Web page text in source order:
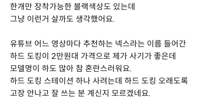
한개만 장착가능한 블랙색상도 있는데
그냥 이런거 살까도 생각했어요.
유튜브 어느 영상마다 추천하는 넥스라는 이름 들어간
하드 도킹이 2만원대 가격으로 제가 사기가 좋은데
모델명이 하도 많아 참 혼란스러워요.
하드 도킹 스테이션 하나 사려는데 하드 도킹 오래도록
고장 안나고 잘 쓰는 분 계신지 모르겠네요.